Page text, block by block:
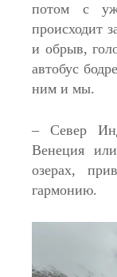
потом с
происходит
и обрыв,
автобус
ним и мы.
– Север
Венеция
озерах,
гармонию.